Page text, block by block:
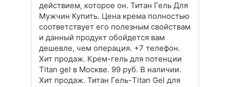
действием, которое он. Титан Гель Для
Мужчин Купить. Цена крема полностью
соответствует его полезным свойствам
и данный продукт обойдется вам
дешевле, чем операция. +7 телефон.
Хит продаж. Крем-гель для потенции
Titan gel в Москве. 99 руб. В наличии.
Хит продаж. Титан Гель-Titan Gel для